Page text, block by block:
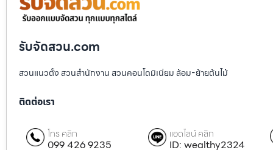
รับจัดสวน.com
สวนแนวตั้ง สวนสำนักงาน สวนคอนโดมิเนียม ล้อม-ย้ายต้นไม้
ติดต่อเรา
โทร คลิก
099 426 9235
แอดไลน์ คลิก
ID: wealthy2324